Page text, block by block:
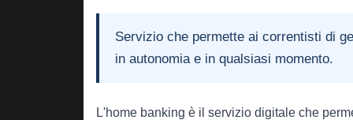
Servizio che permette ai correntisti di
in autonomia e in qualsiasi momento.
L'home banking è il servizio digitale che